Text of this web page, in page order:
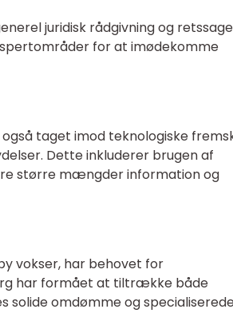
juridisk rådgivning og
for at imødekomme
taget imod teknologiske
Dette inkluderer brugen af
større mængder information og
vokser, har behovet for
har formået at tiltrække både
solide omdømme og